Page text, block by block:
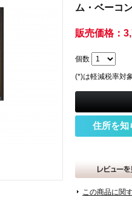
ム・ベーコ
販売価格：
個数
(*)は軽減税率対
住所を知
この商品に関